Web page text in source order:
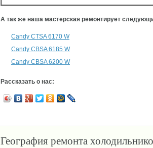
А так же наша мастерская ремонтирует
Candy CTSA 6170 W
Candy CBSA 6185 W
Candy CBSA 6200 W
Рассказать о нас:
География ремонта